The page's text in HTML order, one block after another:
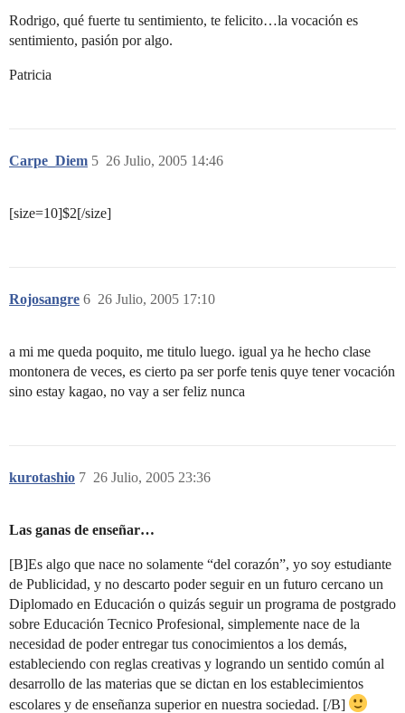
Rodrigo, qué fuerte tu sentimiento, te felicito…la vocación es
sentimiento, pasión por algo.
Patricia
Carpe_Diem 26 Julio, 2005 14:46
5
[size=10]$2[/size]
Rojosangre 26 Julio, 2005 17:10
6
a mi me queda poquito, me titulo luego. igual ya he hecho clase
montonera de veces, es cierto pa ser porfe tenis quye tener vocación
sino estay kagao, no vay a ser feliz nunca
kurotashio 26 Julio, 2005 23:36
7
Las ganas de enseñar…
[B]Es algo que nace no solamente “del corazón”, yo soy estudiante
de Publicidad, y no descarto poder seguir en un futuro cercano un
Diplomado en Educación o quizás seguir un programa de postgrado
sobre Educación Tecnico Profesional, simplemente nace de la
necesidad de poder entregar tus conocimientos a los demás,
estableciendo con reglas creativas y logrando un sentido común al
desarrollo de las materias que se dictan en los establecimientos
escolares y de enseñanza superior en nuestra sociedad. [/B]